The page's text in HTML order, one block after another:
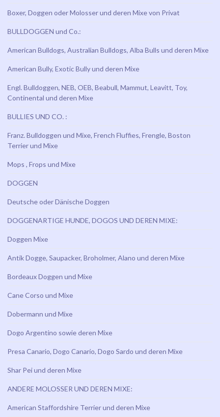
Boxer, Doggen oder Molosser und deren Mixe von Privat
BULLDOGGEN und Co.:
American Bulldogs, Australian Bulldogs, Alba Bulls und deren Mixe
American Bully, Exotic Bully und deren Mixe
Engl. Bulldoggen, NEB, OEB, Beabull, Mammut, Leavitt, Toy,
Continental und deren Mixe
BULLIES UND CO. :
Franz. Bulldoggen und Mixe, French Fluffies, Frengle, Boston
Terrier und Mixe
Mops , Frops und Mixe
DOGGEN
Deutsche oder Dänische Doggen
DOGGENARTIGE HUNDE, DOGOS UND DEREN MIXE:
Doggen Mixe
Antik Dogge, Saupacker, Broholmer, Alano und deren Mixe
Bordeaux Doggen und Mixe
Cane Corso und Mixe
Dobermann und Mixe
Dogo Argentino sowie deren Mixe
Presa Canario, Dogo Canario, Dogo Sardo und deren Mixe
Shar Pei und deren Mixe
ANDERE MOLOSSER UND DEREN MIXE:
American Staffordshire Terrier und deren Mixe